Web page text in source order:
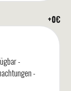
+0€
-
-